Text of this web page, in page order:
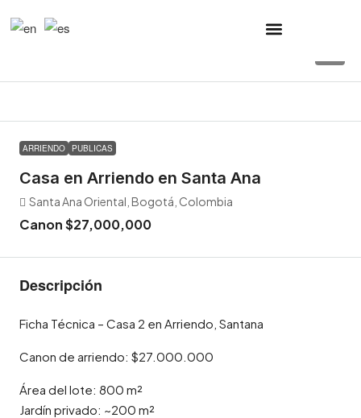
ARRIENDO PUBLICAS
Casa en Arriendo en Santa Ana
Santa Ana Oriental, Bogotá, Colombia
Canon$27,000,000
Descripción
Ficha Técnica – Casa 2 en Arriendo, Santana
Canon de arriendo: $27.000.000
Área del lote: 800 m²
Jardín privado: ~200 m²